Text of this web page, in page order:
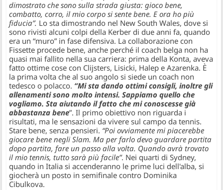
dimostrato che sono sulla strada giusta: gioco bene,
combatto, corro, il mio corpo si sente bene. E ora ho più
fiducia”. Lo sta dimostrando nel New South Wales, dove si
sono rivisti alcuni colpi della Kerber di due anni fa, quando
era un “muro” in fase difensiva. La collaborazione con
Fissette procede bene, anche perché il coach belga non ha
quasi mai fallito nella sua carriera: prima della Konta, aveva
fatto ottime cose con Clijsters, Lisicki, Halep e Azarenka. È
la prima volta che al suo angolo si siede un coach non
tedesco o polacco. “Mi sta dando ottimi consigli, inoltre gli
allenamenti sono molto intensi. Sappiamo quello che
vogliamo. Sta aiutando il fatto che mi conoscesse già
abbastanza bene”. Il primo obiettivo non riguarda i
risultati, ma le sensazioni da vivere sul campo da tennis.
Stare bene, senza pensieri. “Poi ovviamente mi piacerebbe
giocare bene negli Slam. Ma per farlo devo guardare partita
dopo partita, fare un passo alla volta. Quando avrà trovato
il mio tennis, tutto sarà più facile”. Nei quarti di Sydney,
quando in Italia si accenderanno le prime luci dell'alba, si
giocherà un posto in semifinale contro Dominika
Cibulkova.